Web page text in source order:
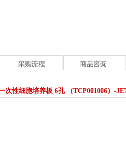
次性细胞培养板 6孔 （TCP001006）-